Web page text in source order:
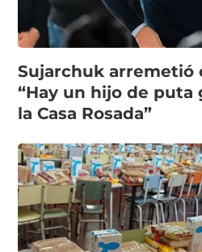
Sujarchuk arremetió
“Hay un hijo de puta
la Casa Rosada”